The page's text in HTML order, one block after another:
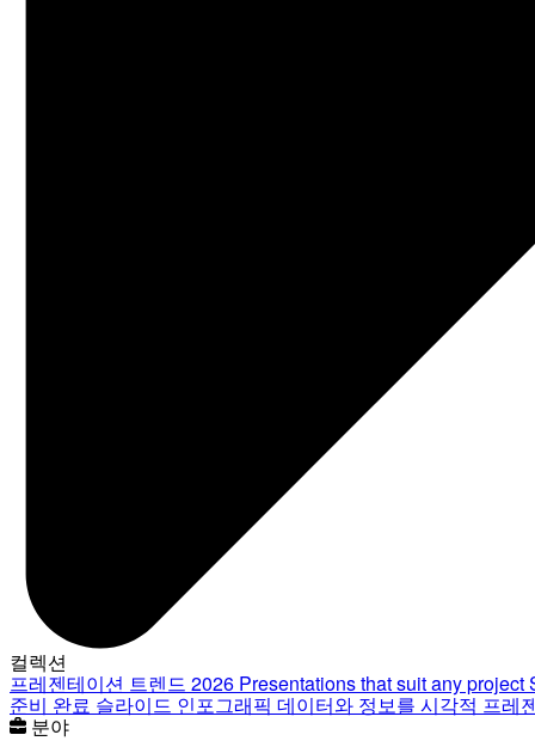
컬렉션
프레젠테이션 트렌드 2026 Presentations that suit any project
준비 완료 슬라이드 인포그래픽 데이터와 정보를 시각적 프레
분야